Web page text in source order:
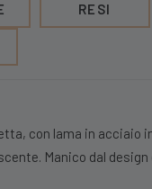
RESI
con lama in acciaio
Manico dal